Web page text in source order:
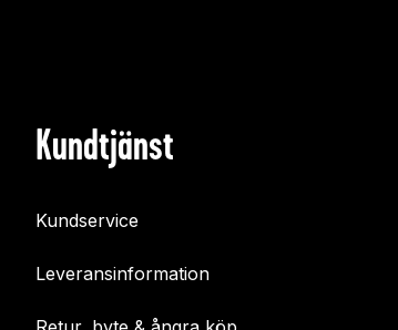
Kundtjänst
Kundservice
Leveransinformation